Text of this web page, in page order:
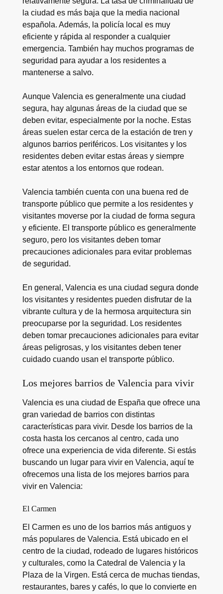
la ciudad es más baja que la media nacional
española. Además, la policía local es muy
eficiente y rápida al responder a cualquier
emergencia. También hay muchos programas de
seguridad para ayudar a los residentes a
mantenerse a salvo.
Aunque Valencia es generalmente una ciudad
segura, hay algunas áreas de la ciudad que se
deben evitar, especialmente por la noche. Estas
áreas suelen estar cerca de la estación de tren y
algunos barrios periféricos. Los visitantes y los
residentes deben evitar estas áreas y siempre
estar atentos a los entornos que rodean.
Valencia también cuenta con una buena red de
transporte público que permite a los residentes y
visitantes moverse por la ciudad de forma segura
y eficiente. El transporte público es generalmente
seguro, pero los visitantes deben tomar
precauciones adicionales para evitar problemas
de seguridad.
En general, Valencia es una ciudad segura donde
los visitantes y residentes pueden disfrutar de la
vibrante cultura y de la hermosa arquitectura sin
preocuparse por la seguridad. Los residentes
deben tomar precauciones adicionales para evitar
áreas peligrosas, y los visitantes deben tener
cuidado cuando usan el transporte público.
Los mejores barrios de Valencia para vivir
Valencia es una ciudad de España que ofrece una
gran variedad de barrios con distintas
características para vivir. Desde los barrios de la
costa hasta los cercanos al centro, cada uno
ofrece una experiencia de vida diferente. Si estás
buscando un lugar para vivir en Valencia, aquí te
ofrecemos una lista de los mejores barrios para
vivir en Valencia:
El Carmen
El Carmen es uno de los barrios más antiguos y
más populares de Valencia. Está ubicado en el
centro de la ciudad, rodeado de lugares históricos
y culturales, como la Catedral de Valencia y la
Plaza de la Virgen. Está cerca de muchas tiendas,
restaurantes, bares y cafés, lo que lo convierte en